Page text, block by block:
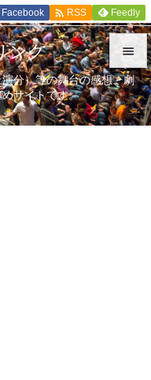


メニュ

Facebook  RSS Feedly
ンク
分）等の舞台の感想、劇
サイトです。